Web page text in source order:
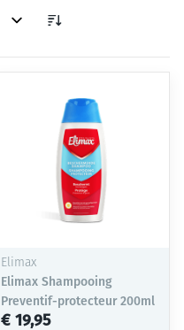
Elimax
Elimax Shampooing
Preventif-protecteur 200ml
€ 19,95